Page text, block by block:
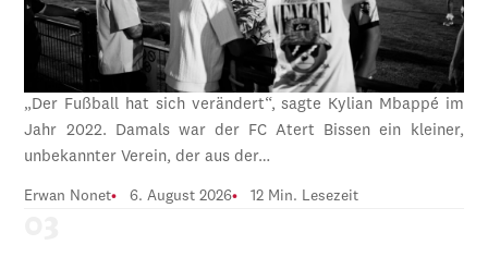
„Der Fußball hat sich verändert“, sagte Kylian Mbappé im
Jahr 2022. Damals war der FC Atert Bissen ein kleiner,
unbekannter Verein, der aus der…
Erwan Nonet 6. August 2026 12 Min. Lesezeit